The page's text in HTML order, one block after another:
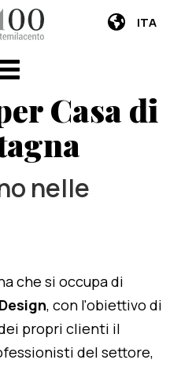
ITA
Casa di
nelle
che si occupa di
, con l'obiettivo di
propri clienti il
del settore,